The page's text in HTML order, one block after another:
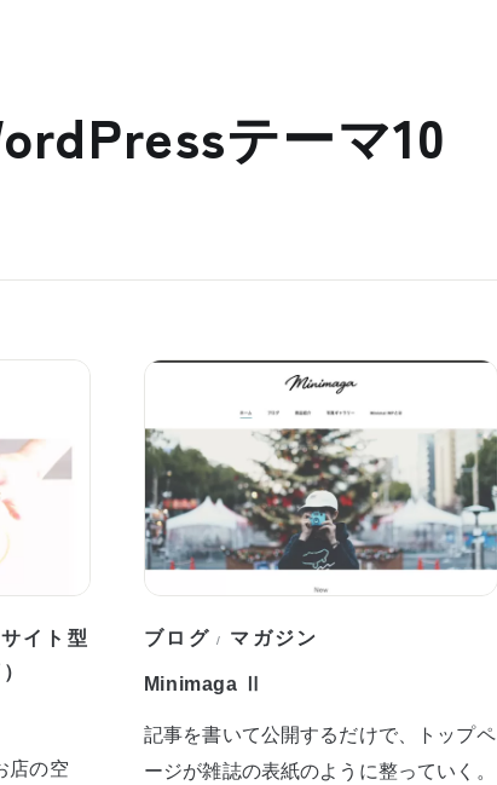
テーマ10
イト型
店の空
ブログ / マガジン
Minimaga Ⅱ
記事を書いて公開するだけで、トップペ
ージが雑誌の表紙のように整っていく。